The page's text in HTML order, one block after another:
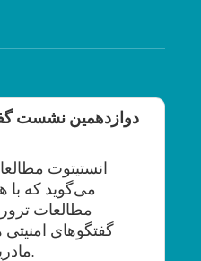
c
دوازدهمین نشست
انستیتوت
می‌گوید که با
مطالعات
مادرید اسپانیا برگزار می‌شود.